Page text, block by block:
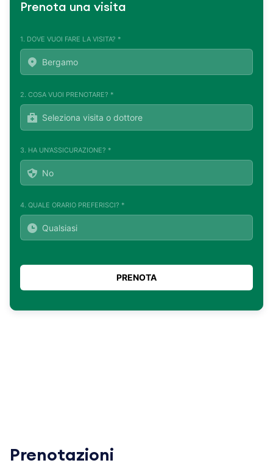
Prenota una visita
1. DOVE VUOI FARE LA VISITA? *
2. COSA VUOI PRENOTARE? *
3. HA UN'ASSICURAZIONE? *
4. QUALE ORARIO PREFERISCI? *
Prenotazioni